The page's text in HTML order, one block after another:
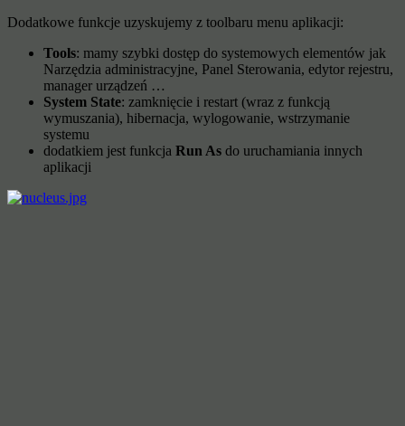
Dodatkowe funkcje uzyskujemy z toolbaru menu aplikacji:
Tools: mamy szybki dostęp do systemowych elementów jak
Narzędzia administracyjne, Panel Sterowania, edytor rejestru,
manager urządzeń …
System State: zamknięcie i restart (wraz z funkcją
wymuszania), hibernacja, wylogowanie, wstrzymanie
systemu
dodatkiem jest funkcja Run As do uruchamiania innych
aplikacji